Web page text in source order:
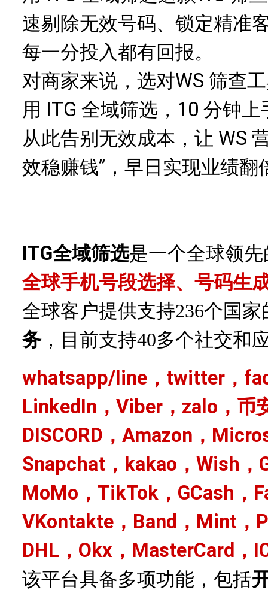
速剔除无效号码、锁定精准
每一分投入都有回报。
对商家来说，选对WS 筛查
用 ITG 全域筛选，10 分钟
从此告别无效成本，让 WS
效稳赚钱”，早日实现业绩翻
ITG全域筛选是一个全球领
全球手机号段选择、号码生
全球客户提供支持236个国
务，目前支持40多个社交和
whatsapp/line，twitter，
LinkedIn，Viber，zalo，币
DISCORD，Amazon，
Snapchat，kakao，Wish，
MoMo，TikTok，GCash，
VKontakte，Band，Mint，
DHL，Okx，MasterCard，
该平台具备多项功能，包括